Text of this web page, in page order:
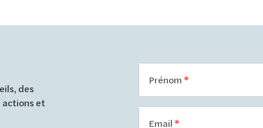
des
actions et
Prénom
Email